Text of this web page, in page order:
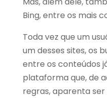
Bing, entre os mais
Toda vez que um
um desses sites, os
entre os conteúdos
plataforma que, de
regras, aparenta